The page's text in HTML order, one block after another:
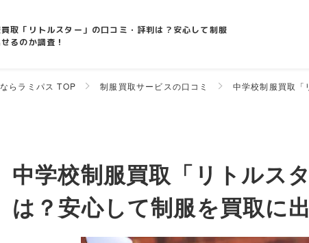
取「リトルスター」の口コミ・評判は？安心して制服
るのか調査！
らラミパス TOP 制服買取サービスの口コミ 中学校制服買取「
中学校制服買取「リトルス
は？安心して制服を買取に